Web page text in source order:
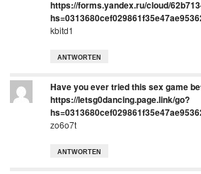
https://forms.yandex.ru/cloud/
kbitd1
ANTWORTEN
Have you ever tried this sex game
https://letsg0dancing.page.link/go?
zo6o7t
ANTWORTEN